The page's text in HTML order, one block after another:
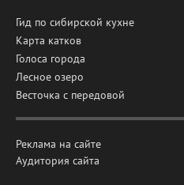
Гид по сибирской кухне
Карта катков
Голоса города
Лесное озеро
Весточка с передовой
Реклама на сайте
Аудитория сайта